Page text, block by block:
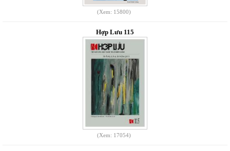
(Xem: 15800)
Hợp Lưu 115
(Xem: 17054)